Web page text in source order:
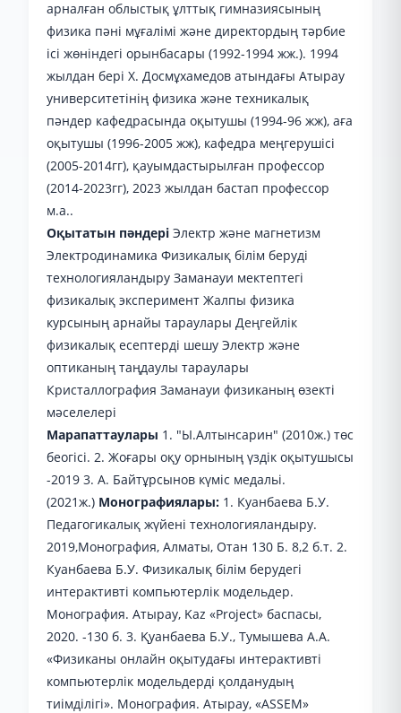
арналған облыстық ұлттық гимназиясының
физика пәні мұғалімі және директордың тәрбие
ісі жөніндегі орынбасары (1992-1994 жж.). 1994
жылдан бері Х. Досмұхамедов атындағы Атырау
университетінің физика және техникалық
пәндер кафедрасында оқытушы (1994-96 жж), аға
оқытушы (1996-2005 жж), кафедра меңгерушісі
(2005-2014гг), қауымдастырылған профессор
(2014-2023гг), 2023 жылдан бастап профессор
м.а..
Оқытатын пәндері Электр және магнетизм
Электродинамика Физикалық білім беруді
технологияландыру Заманауи мектептегі
физикалық эксперимент Жалпы физика
курсының арнайы тараулары Деңгейлік
физикалық есептерді шешу Электр және
оптиканың таңдаулы тараулары
Кристаллография Заманауи физиканың өзекті
мәселелері
Марапаттаулары 1. "Ы.Алтынсарин" (2010ж.) төс
беогісі. 2. Жоғары оқу орнының үздік оқытушысы
-2019 3. А. Байтұрсынов күміс медальі.
(2021ж.) Монографиялары: 1. Куанбаева Б.У.
Педагогикалық жүйені технологияландыру.
2019,Монография, Алматы, Отан 130 Б. 8,2 б.т. 2.
Куанбаева Б.У. Физикалық білім берудегі
интерактивті компьютерлік модельдер.
Монография. Атырау, Kaz «Project» баспасы,
2020. -130 б. 3. Қуанбаева Б.У., Тумышева А.А.
«Физиканы онлайн оқытудағы интерактивті
компьютерлік модельдерді қолданудың
тиімділігі». Монография. Атырау, «ASSEM»